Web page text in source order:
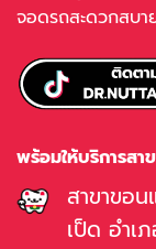
จอดรถสะดวกสบา
พร้อมให้บริการสา
สาขาขอ
เป็ด อำ